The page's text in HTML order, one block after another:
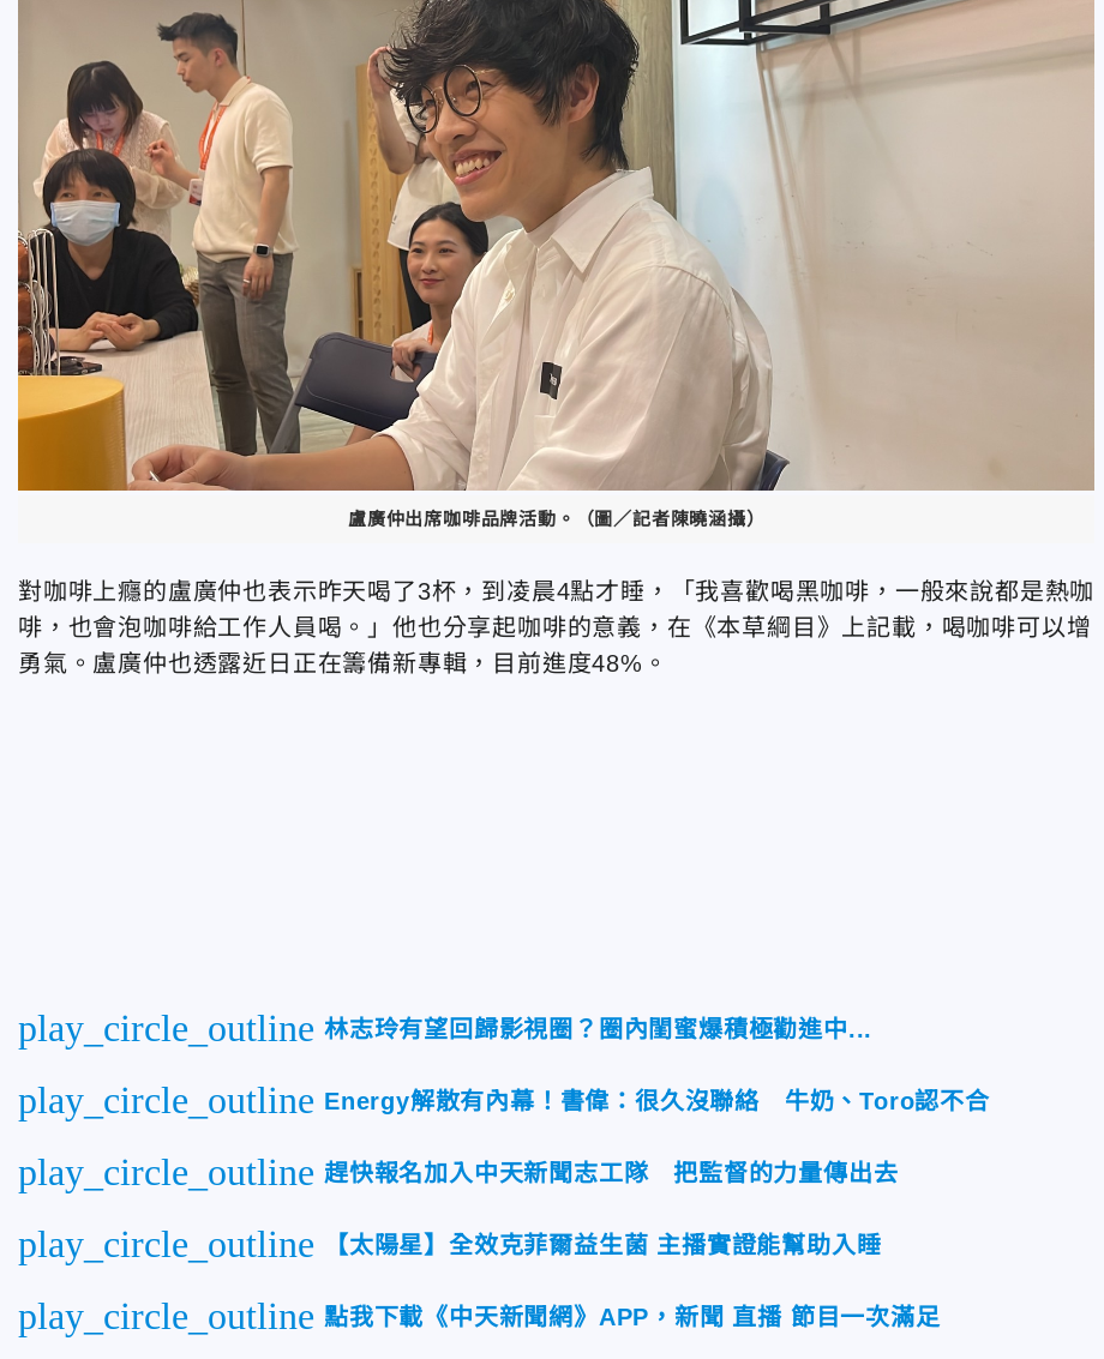
盧廣仲出席咖啡品牌活動。（圖／記者陳曉涵攝）
對咖啡上癮的盧廣仲也表示昨天喝了3杯，到凌晨4點才睡，「我喜歡喝黑咖啡，一般來說都是熱咖
啡，也會泡咖啡給工作人員喝。」他也分享起咖啡的意義，在《本草綱目》上記載，喝咖啡可以增
勇氣。盧廣仲也透露近日正在籌備新專輯，目前進度48%。
play_circle_outline 林志玲有望回歸影視圈？圈內閨蜜爆積極勸進中...
play_circle_outline Energy解散有內幕！書偉：很久沒聯絡 牛奶、Toro認不合
play_circle_outline 趕快報名加入中天新聞志工隊 把監督的力量傳出去
play_circle_outline 【太陽星】全效克菲爾益生菌 主播實證能幫助入睡
play_circle_outline 點我下載《中天新聞網》APP，新聞 直播 節目一次滿足